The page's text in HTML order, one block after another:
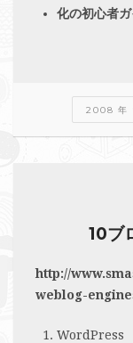
化の初心者
2008 年
10ブ
http://
weblog-
WordPress